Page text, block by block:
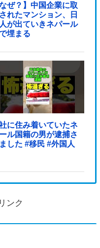
なぜ？】中国企業に取
れたマンション、日
が出ていきネパール
埋まる
に住み着いていたネ
ル国籍の男が逮捕さ
れました #移民 #外国人
ンク